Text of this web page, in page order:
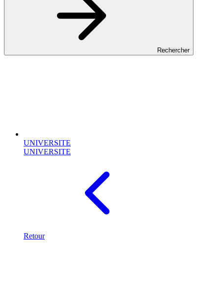
Rechercher
UNIVERSITE
UNIVERSITE
Retour